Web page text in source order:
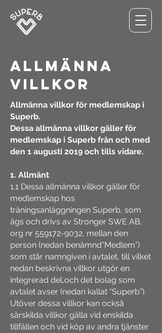
Allmänna
villkor
Allmänna villkor för medlemskap i
Superb.
Dessa allmänna villkor gäller för
medlemskap i Superb från och med
den 1 augusti 2019 och tills vidare.
1. Allmänt
1.1 Dessa allmänna villkor gäller för
medlemskap hos
träningsanläggningen Superb, som
ägs och drivs av Stronger SWE AB,
org nr 559172-9032, mellan den
person (nedan benämnd”Medlem”)
som står namngiven i avtalet, till vilket
nedan beskrivna villkor utgör en
integrerad del,och det bolag som
avtalet avser (nedan kallat “Superb”).
Utöver dessa villkor kan också
särskilda villkor gälla vid enskilda
tillfällen och vid köp av andra tjänster